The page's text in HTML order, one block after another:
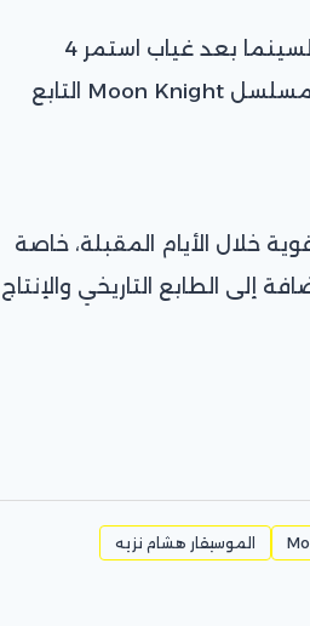
ويُعد “أسد” عودة قوية للمخرج محمد دياب إلى السينما بعد غياب استمر 4
سنوات، منذ نجاحه العالمي في إخراج حلقات من مسلسل Moon Knight التابع
خلال الأيام المقبلة، خاصة
إلى الطابع التاريخي والإنتاج
الموسيقار هشام نزيه